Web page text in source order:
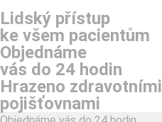
Lidský přístup
ke všem pacientům
Objednáme
vás do 24 hodin
Hrazeno zdravotními
pojišťovnami